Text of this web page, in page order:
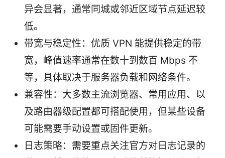
异会显著，通常同城或邻近区域节点延迟较
低。
带宽与稳定性：优质 VPN 能提供稳定的带
宽，峰值速率通常在数十到数百 Mbps 不
等，具体取决于服务器负载和网络条件。
兼容性：大多数主流浏览器、常用应用、以
及路由器级配置都可搭配使用，但某些设备
可能需要手动设置或固件更新。
日志策略：需要重点关注官方对日志记录的